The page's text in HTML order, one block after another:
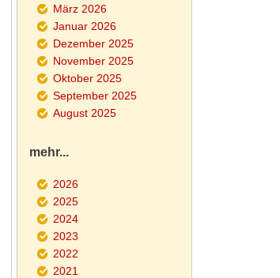
März 2026
Januar 2026
Dezember 2025
November 2025
Oktober 2025
September 2025
August 2025
mehr...
2026
2025
2024
2023
2022
2021